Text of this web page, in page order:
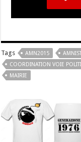
Tags AMN2015
COORDINATION VOIE
MAIRIE